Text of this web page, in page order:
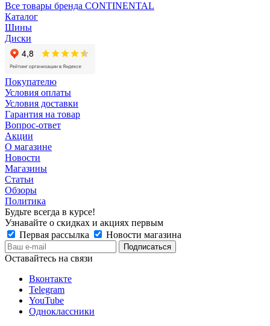
Все товары бренда CONTINENTAL
Каталог
Шины
Диски
Покупателю
Условия оплаты
Условия доставки
Гарантия на товар
Вопрос-ответ
Акции
О магазине
Новости
Магазины
Статьи
Обзоры
Политика
Будьте всегда в курсе!
Узнавайте о скидках и акциях первым
Первая рассылка
Новости магазина
Оставайтесь на связи
Вконтакте
Telegram
YouTube
Одноклассники